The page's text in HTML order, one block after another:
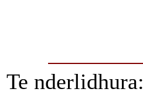
Te nderlidhura: